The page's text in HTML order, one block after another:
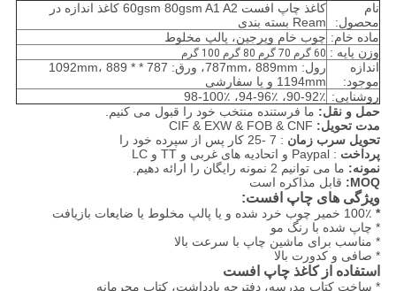
نام
محصول:
کاغذ چاپ افست 60gsm 80gsm A1 A2 کاغذ اندازه در
Ream بسته بندی
ماده خام: چوب خام ویرجین، پالپ مخلوط
وزن پایه : 60 گرم 70 گرم 80 گرم 100 گرم
اندازه
موجود:
رول: 787mm، 889mm، ورق: 787 * 1092mm، 889 *
1194mm و یا سفارشی
روشنایی: 90-92٪، 94-96٪، 98-100٪
حمل و نقل: ما فرستنده منتخب خود را قبول می کنیم.
مدت تحویل:
تحویل سرب زمان : 7 -25 کار پس از سپرده خود را
پرداخت : Paypal و اتحادیه های غربی و TT و LC
نمونه: ما می توانیم 2 نمونه رایگان را ارائه دهیم.
MOQ:
قابل مذاکره است
ویژگی های چاپ افست:
*100٪ خمیر چوب خرد شده و یا پالپ مخلوط یا ضایعات بازیافت
* چاپ شده با رنگ مو
* مناسب برای ماشین چاپ با سرعت بالا
* صافی و کدورت بالا
استفاده از کاغذ چاپ افست
* ساخت کتاب مدرسه، دفترچه یادداشت، کتاب محرمانه